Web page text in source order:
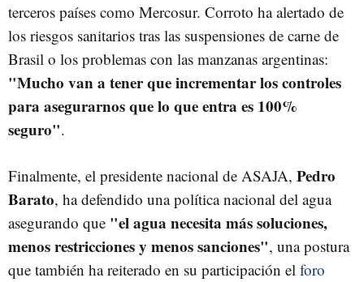
terceros países como Mercosur. Corroto ha alertado de
los riesgos sanitarios tras las suspensiones de carne de
Brasil o los problemas con las manzanas argentinas:
"Mucho van a tener que incrementar los controles
para asegurarnos que lo que entra es 100%
seguro".
Finalmente, el presidente nacional de ASAJA, Pedro
Barato, ha defendido una política nacional del agua
asegurando que "el agua necesita más soluciones,
menos restricciones y menos sanciones", una postura
que también ha reiterado en su participación el foro